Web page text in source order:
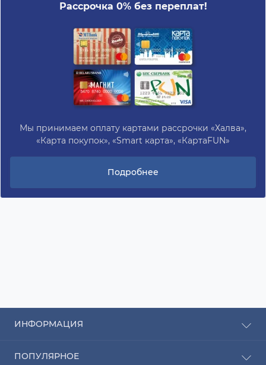
Рассрочка 0% без переплат!
Мы принимаем оплату картами рассрочки «Халва»,
«Карта покупок», «Smart карта», «КартаFUN»
Подробнее
ИНФОРМАЦИЯ
Оплата
ПОПУЛЯРНОЕ